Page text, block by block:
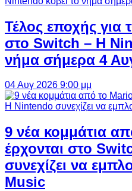
Τέλος εποχής για
στο Switch – Η
νήμα σήμερα 4
04 Αυγ 2026 9:00 μμ
9 νέα κομμάτια
έρχονται στο
συνεχίζει να
Music